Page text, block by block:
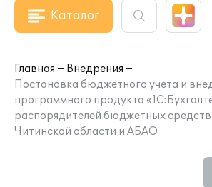
Каталог
Главная
Внедрения
Постановка бюджетного учета и
программного продукта
распорядителей бюджетных
Читинской области и АБАО